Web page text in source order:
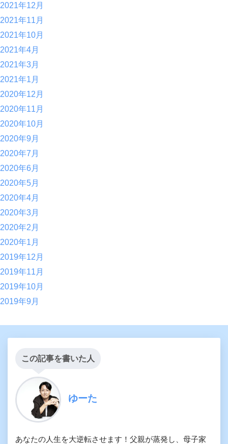
2021年12月
2021年11月
2021年10月
2021年4月
2021年3月
2021年1月
2020年12月
2020年11月
2020年10月
2020年9月
2020年7月
2020年6月
2020年5月
2020年4月
2020年3月
2020年2月
2020年1月
2019年12月
2019年11月
2019年10月
2019年9月
この記事を書いた人
ゆーた
あなたの人生を大逆転させます！父親が蒸発し、母子家